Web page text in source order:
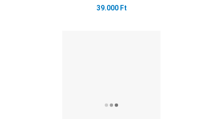
39.000 Ft